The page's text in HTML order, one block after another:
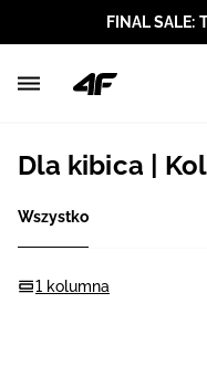
FINAL
Dla kibica |
Wszystko
1 kolumna